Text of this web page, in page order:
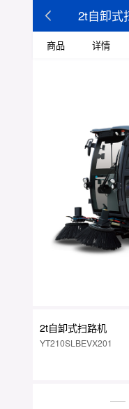
2t自卸式
商品 详情
2t自卸式扫路机
YT210SLBEVX201